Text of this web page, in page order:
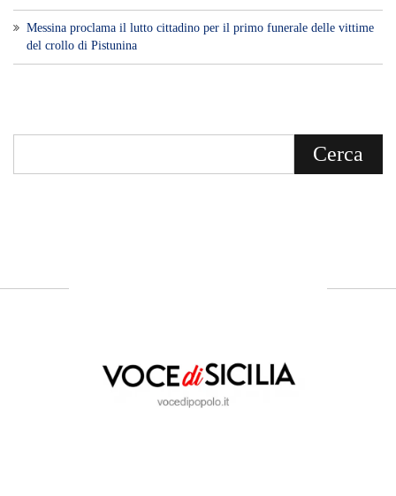
Messina proclama il lutto cittadino per il primo funerale delle vittime
del crollo di Pistunina